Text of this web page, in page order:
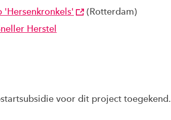
'Hersenkronkels'
(Rotterdam)
Herstel
voor dit project toegekend.